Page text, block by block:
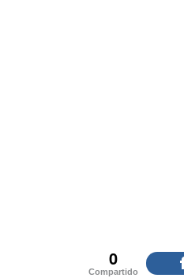
0
Compartido